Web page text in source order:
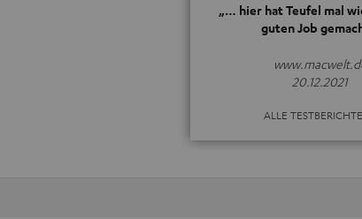
„… hier hat Teufel mal
guten Job
20.12.2021
ALLE TESTBERICHTE